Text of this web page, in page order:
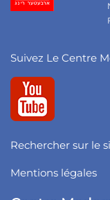
Suivez Le Centre
Rechercher sur le
Mentions légales